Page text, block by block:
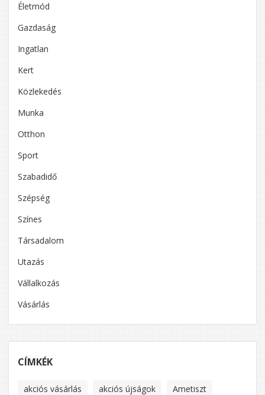
Életmód
Gazdaság
Ingatlan
Kert
Közlekedés
Munka
Otthon
Sport
Szabadidő
Szépség
Színes
Társadalom
Utazás
Vállalkozás
Vásárlás
CÍMKÉK
akciós vásárlás akciós újságok
Ametiszt